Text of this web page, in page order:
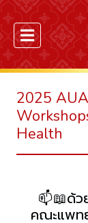
2025
Health
📫📖ด้ว
คณะแพท